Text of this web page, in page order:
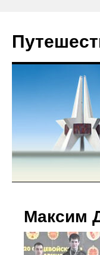
Максим